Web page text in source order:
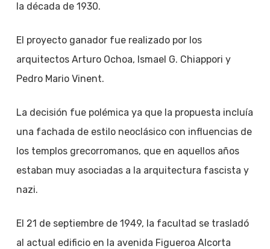
la década de 1930.
El proyecto ganador fue realizado por los
arquitectos Arturo Ochoa, Ismael G. Chiappori y
Pedro Mario Vinent.
La decisión fue polémica ya que la propuesta incluía
una fachada de estilo neoclásico con influencias de
los templos grecorromanos, que en aquellos años
estaban muy asociadas a la arquitectura fascista y
nazi.
El 21 de septiembre de 1949, la facultad se trasladó
al actual edificio en la avenida Figueroa Alcorta